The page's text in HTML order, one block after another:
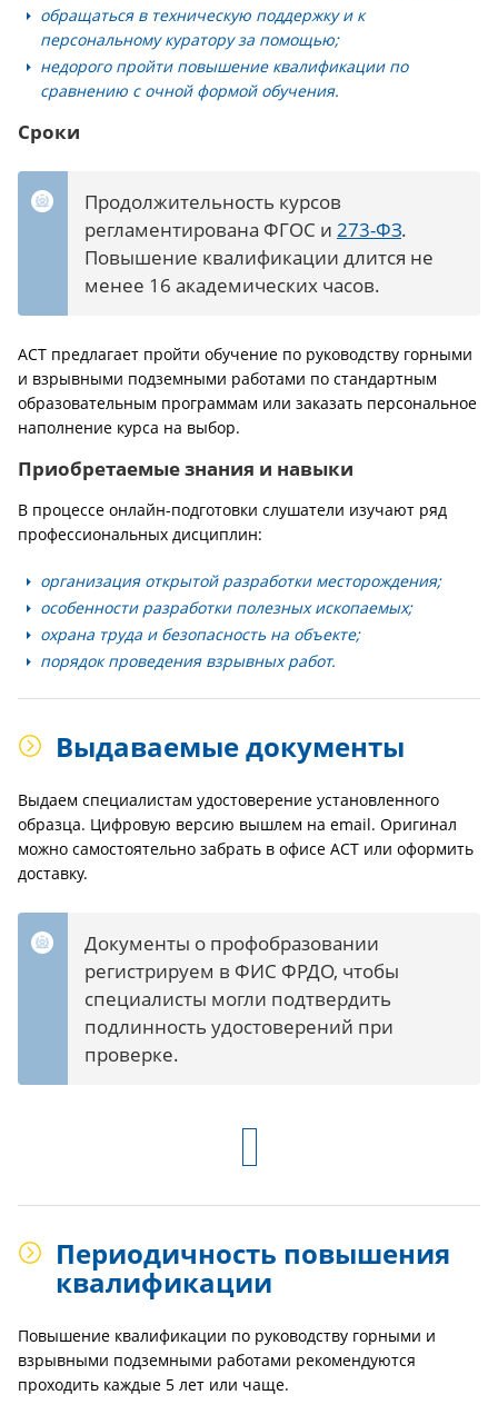
обращаться в техническую поддержку и к
персональному куратору за помощью;
недорого пройти повышение квалификации по
сравнению с очной формой обучения.
Сроки
Продолжительность курсов
регламентирована ФГОС и 273-ФЗ.
Повышение квалификации длится не
менее 16 академических часов.
АСТ предлагает пройти обучение по руководству горными
и взрывными подземными работами по стандартным
образовательным программам или заказать персональное
наполнение курса на выбор.
Приобретаемые знания и навыки
В процессе онлайн-подготовки слушатели изучают ряд
профессиональных дисциплин:
организация открытой разработки месторождения;
особенности разработки полезных ископаемых;
охрана труда и безопасность на объекте;
порядок проведения взрывных работ.
Выдаваемые документы
Выдаем специалистам удостоверение установленного
образца. Цифровую версию вышлем на email. Оригинал
можно самостоятельно забрать в офисе АСТ или оформить
доставку.
Документы о профобразовании
регистрируем в ФИС ФРДО, чтобы
специалисты могли подтвердить
подлинность удостоверений при
проверке.
Периодичность повышения
квалификации
Повышение квалификации по руководству горными и
взрывными подземными работами рекомендуются
проходить каждые 5 лет или чаще.